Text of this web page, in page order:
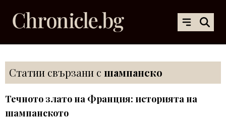
Статии свързани с шампанско
Течното злато на Франция: историята на
шампанското